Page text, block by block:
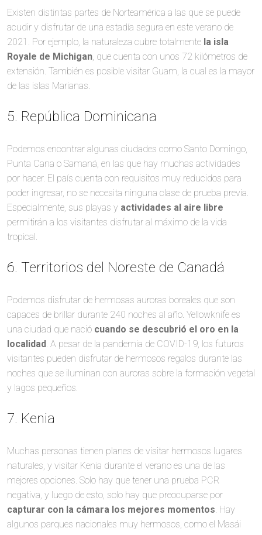
Existen distintas partes de Norteamérica a las que se puede
acudir y disfrutar de una estadía segura en este verano de
2021. Por ejemplo, la naturaleza cubre totalmente la isla
Royale de Michigan, que cuenta con unos 72 kilómetros de
extensión. También es posible visitar Guam, la cual es la mayor
de las islas Marianas.
5. República Dominicana
Podemos encontrar algunas ciudades como Santo Domingo,
Punta Cana o Samaná, en las que hay muchas actividades
por hacer. El país cuenta con requisitos muy reducidos para
poder ingresar, no se necesita ninguna clase de prueba previa.
Especialmente, sus playas y actividades al aire libre
permitirán a los visitantes disfrutar al máximo de la vida
tropical.
6. Territorios del Noreste de Canadá
Podemos disfrutar de hermosas auroras boreales que son
capaces de brillar durante 240 noches al año. Yellowknife es
una ciudad que nació cuando se descubrió el oro en la
localidad. A pesar de la pandemia de COVID-19, los futuros
visitantes pueden disfrutar de hermosos regalos durante las
noches que se iluminan con auroras sobre la formación vegetal
y lagos pequeños.
7. Kenia
Muchas personas tienen planes de visitar hermosos lugares
naturales, y visitar Kenia durante el verano es una de las
mejores opciones. Solo hay que tener una prueba PCR
negativa, y luego de esto, solo hay que preocuparse por
capturar con la cámara los mejores momentos. Hay
algunos parques nacionales muy hermosos, como el Masái